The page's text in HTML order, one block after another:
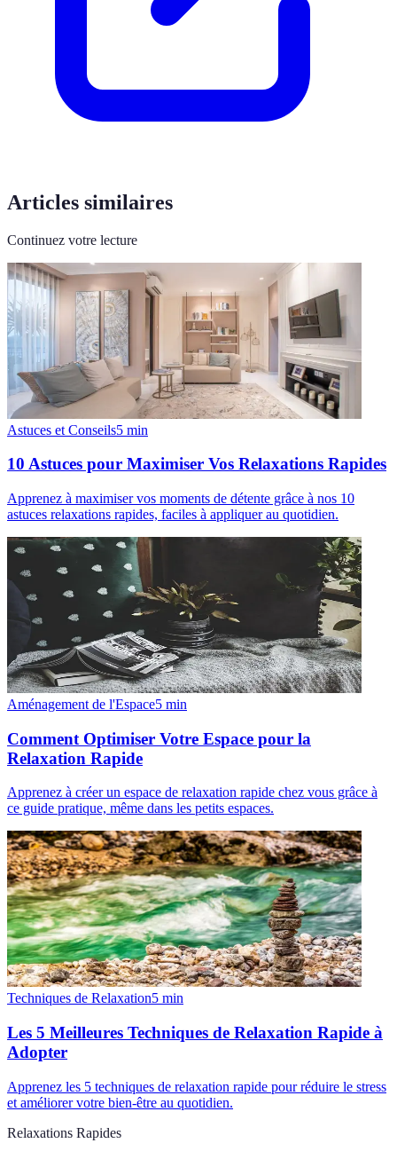
Articles similaires
Continuez votre lecture
Astuces et Conseils5 min
10 Astuces pour Maximiser Vos Relaxations Rapides
Apprenez à maximiser vos moments de détente grâce à nos 10
astuces relaxations rapides, faciles à appliquer au quotidien.
Aménagement de l'Espace5 min
Comment Optimiser Votre Espace pour la
Relaxation Rapide
Apprenez à créer un espace de relaxation rapide chez vous grâce à
ce guide pratique, même dans les petits espaces.
Techniques de Relaxation5 min
Les 5 Meilleures Techniques de Relaxation Rapide à
Adopter
Apprenez les 5 techniques de relaxation rapide pour réduire le stress
et améliorer votre bien-être au quotidien.
Relaxations Rapides